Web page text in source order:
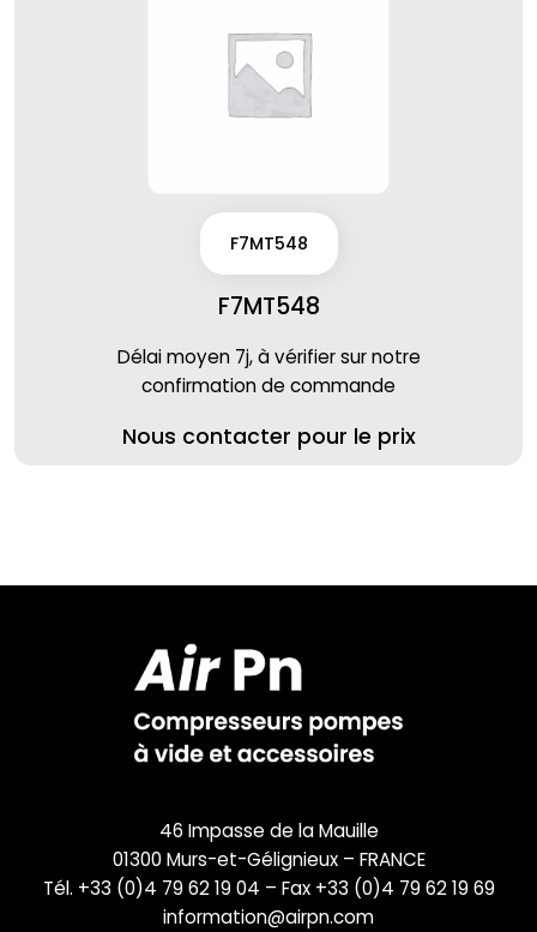
F7MT548
F7MT548
Délai moyen 7j, à vérifier sur notre
confirmation de commande
Nous contacter pour le prix
46 Impasse de la Mauille
01300 Murs-et-Gélignieux – FRANCE
Tél. +33 (0)4 79 62 19 04 – Fax +33 (0)4 79 62 19 69
information@airpn.com